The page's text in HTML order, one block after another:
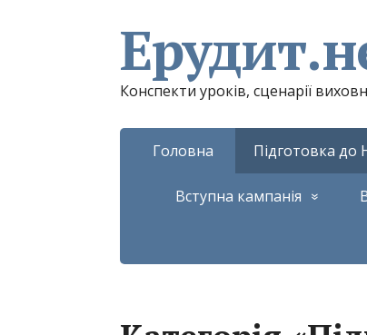
Конспекти уроків, сценарії
Головна Підготовка до
Вступна кампанія